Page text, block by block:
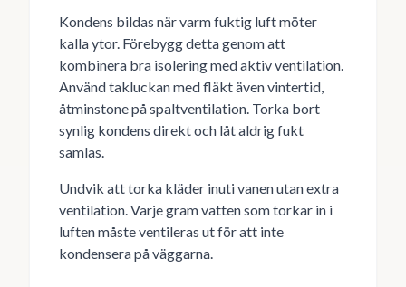
Kondens bildas när varm fuktig luft möter
kalla ytor. Förebygg detta genom att
kombinera bra isolering med aktiv ventilation.
Använd takluckan med fläkt även vintertid,
åtminstone på spaltventilation. Torka bort
synlig kondens direkt och låt aldrig fukt
samlas.
Undvik att torka kläder inuti vanen utan extra
ventilation. Varje gram vatten som torkar in i
luften måste ventileras ut för att inte
kondensera på väggarna.